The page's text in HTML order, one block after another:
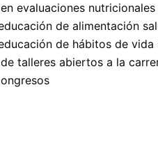
evaluaciones
de alimentación
de hábitos de
talleres abiertos a la